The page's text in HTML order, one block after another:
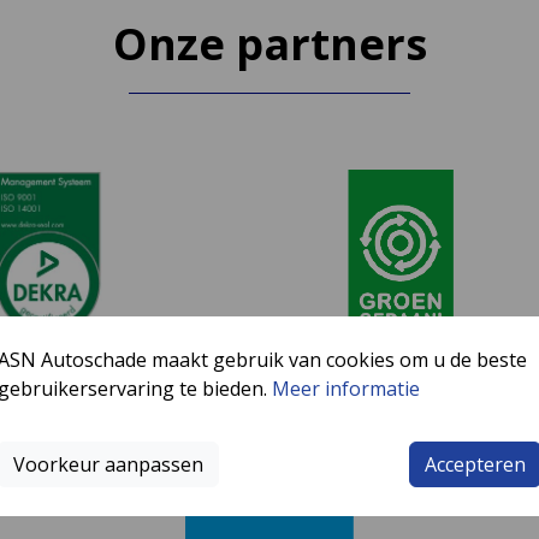
Onze partners
Autoschade maakt gebruik van cookies om u de beste
te bieden. Meer informatie
Voorkeur aanpassen Accepteren